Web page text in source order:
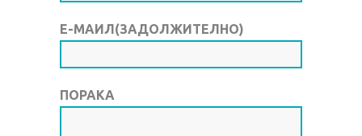
Е-МАИЛ(ЗАДОЛЖИТЕЛНО)
ПОРАКА